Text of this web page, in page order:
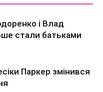
і Влад
стали батьками
Паркер змінився